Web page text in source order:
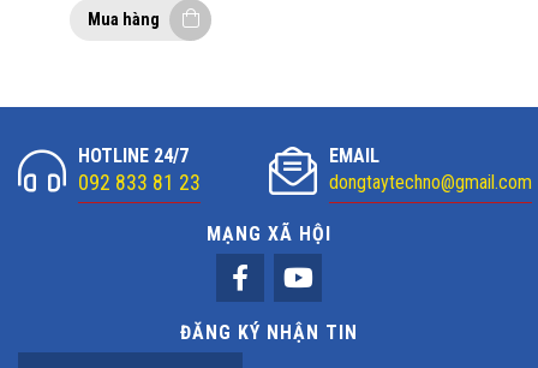
Mua hàng
HOTLINE 24/7
092 833 81 23
EMAIL
dongtaytechno@gmail.com
MẠNG XÃ HỘI
ĐĂNG KÝ NHẬN TIN